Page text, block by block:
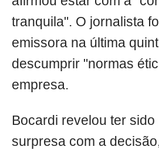
tranquila". O jornalista
emissora na última
descumprir "normas
empresa.
Bocardi revelou ter sido
surpresa com a